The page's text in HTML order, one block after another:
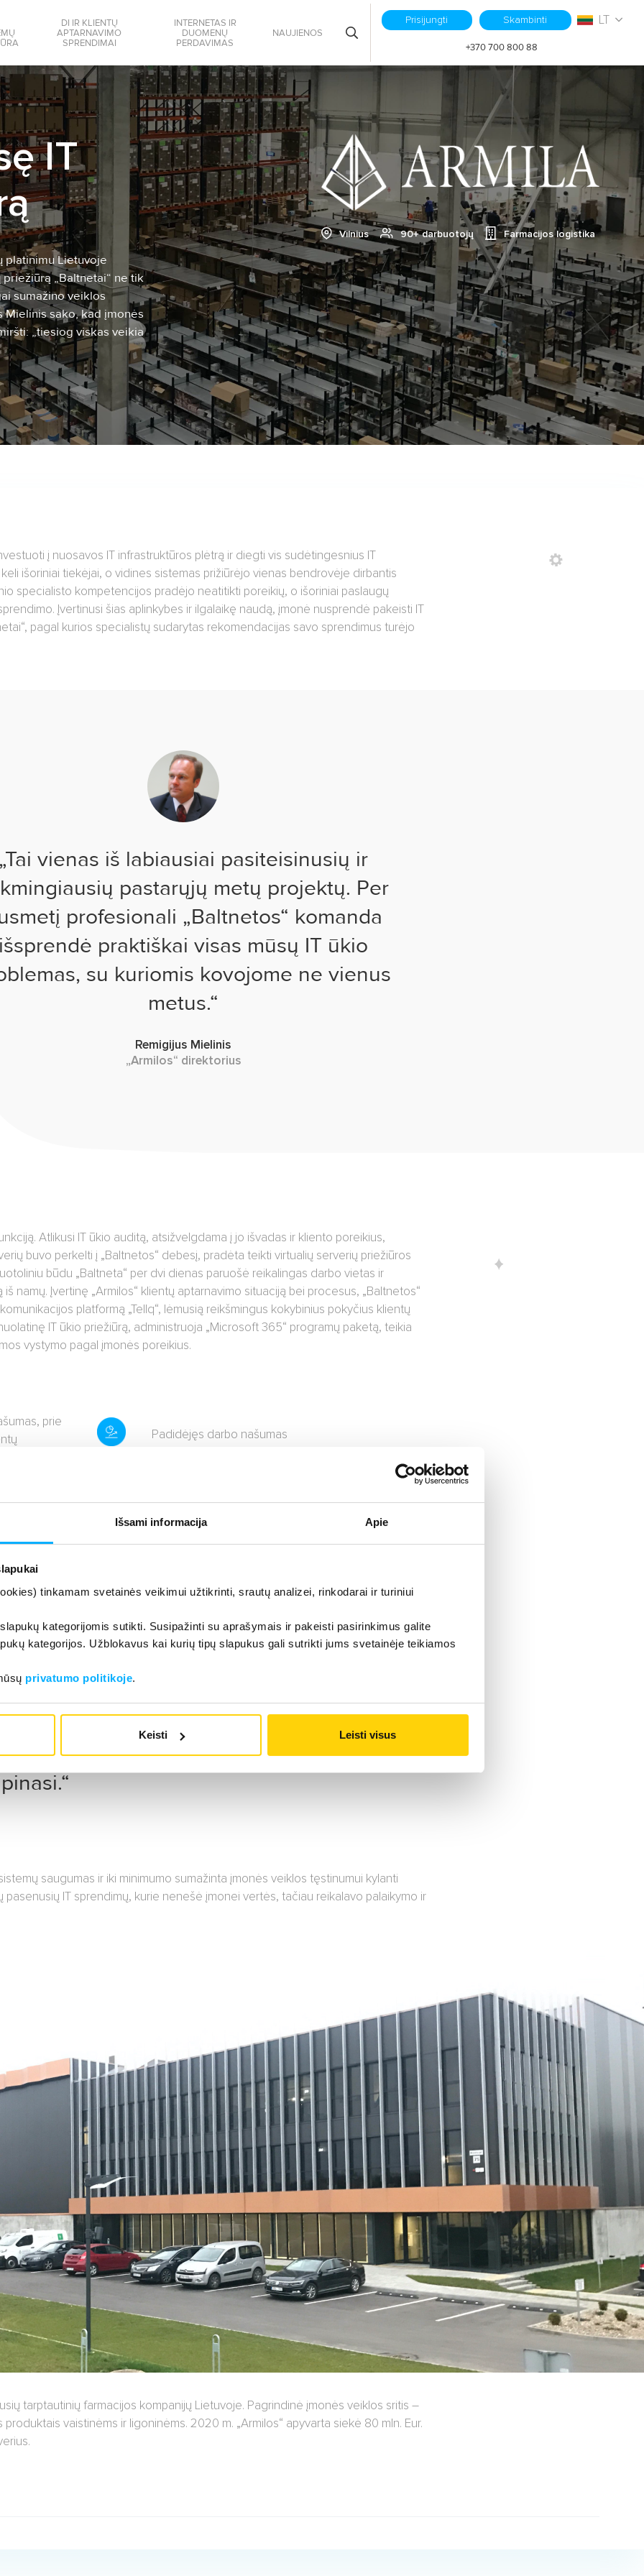
Išsami informacija Apie
tinkamam svetainės veikimui užtikrinti, srautų analizei, rinkodarai ir turiniui
kategorijomis sutikti. Susipažinti su aprašymais ir pakeisti pasirinkimus galite
kategorijos. Užblokavus kai kurių tipų slapukus gali sutrikti jums svetainėje teikiamos
privatumo politikoje.
Keisti Leisti visus
DI IR KLIENTŲ
APTARNAVIMO
SPRENDIMAI
INTERNETAS IR
DUOMENŲ
PERDAVIMAS
NAUJIENOS
Prisijungti Skambinti LT
+370 700 800 88
IT
platinimu Lietuvoje
„Baltnetai“ ne tik
sumažino veiklos
Mielinis sako, kad įmonės
„tiesiog viskas veikia
Vilnius 90+ darbuotojų Farmacijos logistika
į nuosavos IT infrastruktūros plėtrą ir diegti vis sudėtingesnius IT
išoriniai tiekėjai, o vidines sistemas prižiūrėjo vienas bendrovėje dirbantis
specialisto kompetencijos pradėjo neatitikti poreikių, o išoriniai paslaugų
Įvertinusi šias aplinkybes ir ilgalaikę naudą, įmonė nusprendė pakeisti IT
pagal kurios specialistų sudarytas rekomendacijas savo sprendimus turėjo
„Tai vienas iš labiausiai pasiteisinusių ir
pastarųjų metų projektų. Per
profesionali „Baltnetos“ komanda
išsprendė praktiškai visas mūsų IT ūkio
su kuriomis kovojome ne vienus
metus.“
Remigijus Mielinis
„Armilos“ direktorius
Atlikusi IT ūkio auditą, atsižvelgdama į jo išvadas ir kliento poreikius,
buvo perkelti į „Baltnetos“ debesį, pradėta teikti virtualių serverių priežiūros
būdu „Baltneta“ per dvi dienas paruošė reikalingas darbo vietas ir
namų. Įvertinę „Armilos“ klientų aptarnavimo situaciją bei procesus, „Baltnetos“
platformą „Tellq“, lėmusią reikšmingus kokybinius pokyčius klientų
IT ūkio priežiūrą, administruoja „Microsoft 365“ programų paketą, teikia
vystymo pagal įmonės poreikius.
Padidėjęs darbo našumas
Sutaupytos lėšos
Sutaupytas vadovų komandos laikas
prie
iki ne
taip, kad mes
kartais pamirštame,
OS, kopijomis bei
saugumas ir iki minimumo sumažinta įmonės veiklos tęstinumui kylanti
pasenusių IT sprendimų, kurie nenešė įmonei vertės, tačiau reikalavo palaikymo ir
tarptautinių farmacijos kompanijų Lietuvoje. Pagrindinė įmonės veiklos sritis –
vaistinėms ir ligoninėms. 2020 m. „Armilos“ apyvarta siekė 80 mln. Eur.